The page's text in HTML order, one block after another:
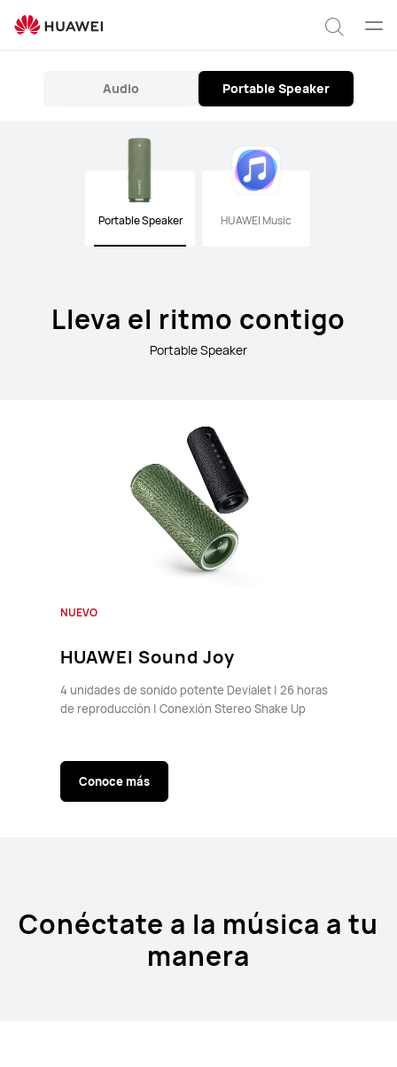
Speakers
Abrir
Audio Portable Speaker
Portable Speaker HUAWEI Music
Lleva el ritmo contigo
Portable Speaker
NUEVO
HUAWEI Sound Joy
4 unidades de sonido potente Devialet | 26 horas
de reproducción | Conexión Stereo Shake Up
Conoce más
Conéctate a la música a tu
manera